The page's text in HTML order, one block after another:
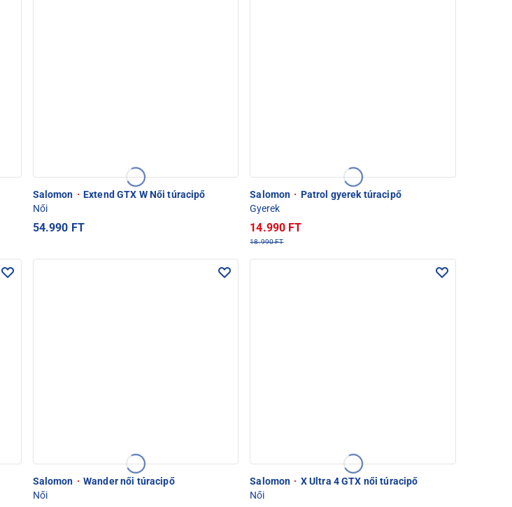
Salomon · Extend GTX W Női túracipő
Női
54.990 FT
Salomon · Patrol gyerek túracipő
Gyerek
14.990 FT
18.990 FT
Salomon · Wander női túracipő
Női
Salomon · X Ultra 4 GTX női túracipő
Női